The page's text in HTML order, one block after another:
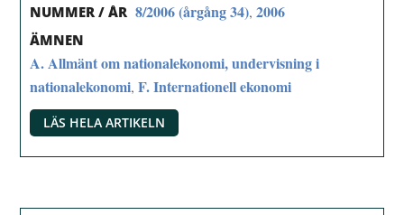
NUMMER / ÅR 8/2006 (årgång 34),2006
ÄMNEN
A. Allmänt om nationalekonomi, undervisning i
nationalekonomi,F. Internationell ekonomi
LÄS HELA ARTIKELN